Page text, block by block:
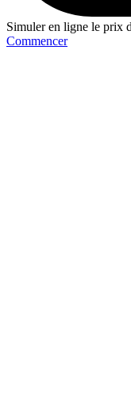
Simuler en ligne le prix
Commencer